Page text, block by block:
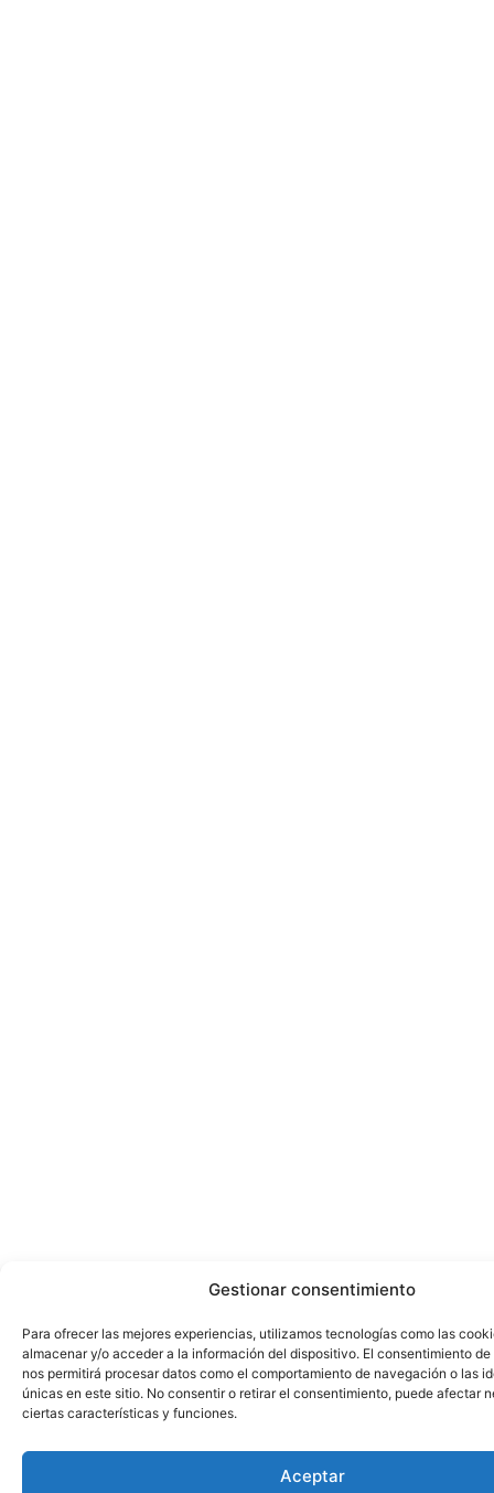
Gestionar consentimiento
Para ofrecer las mejores experiencias, utilizamos tecnologías como las
almacenar y/o acceder a la información del dispositivo. El consentimiento
nos permitirá procesar datos como el comportamiento de navegación o las
únicas en este sitio. No consentir o retirar el consentimiento, puede afectar
ciertas características y funciones.
Aceptar